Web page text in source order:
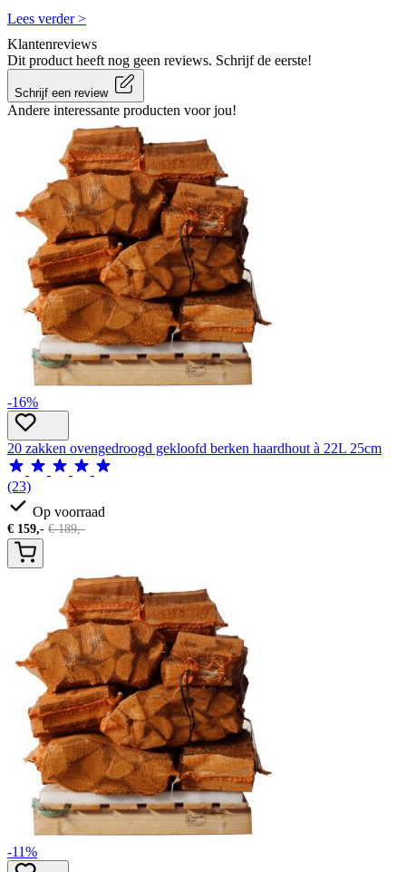
Lees verder >
Klantenreviews
Dit product heeft nog geen reviews. Schrijf de eerste!
Schrijf een review
Andere interessante producten voor jou!
-16%
20 zakken ovengedroogd gekloofd berken haardhout à 22L 25cm
(23)
Op voorraad
€ 159,- €189,-
-11%